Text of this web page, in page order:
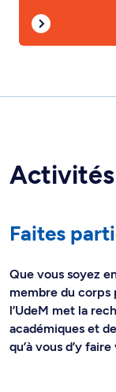
Faites
Que vous soyez
membre du corps
l’UdeM met la
académiques et
qu’à vous d’y